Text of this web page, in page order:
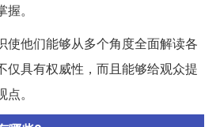
。
使他们能够从多个角度全面解读各
仅具有权威性，而且能够给观众提
。